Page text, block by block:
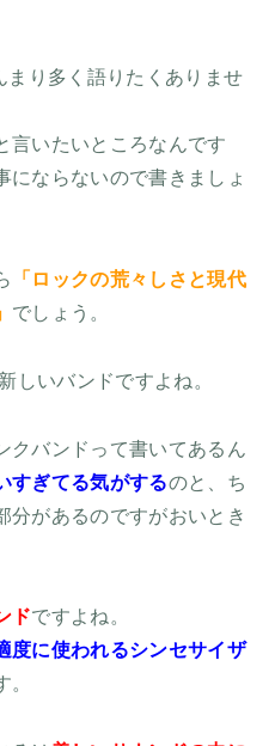
り多く語りたくありませ
言いたいところなんです
にならないので書きましょ
「ロックの荒々しさと現代
でしょう。
しいバンドですよね。
クバンドって書いてあるん
すぎてる気がするのと、ち
分があるのですがおいとき
ドですよね。
度に使われるシンセサイザ